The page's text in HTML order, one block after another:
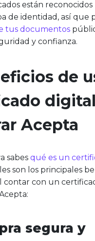
están
de identidad, así que
tus documentos
y confianza.
de
Acepta
sabesqué es un
son los principales
contar con un
segura y